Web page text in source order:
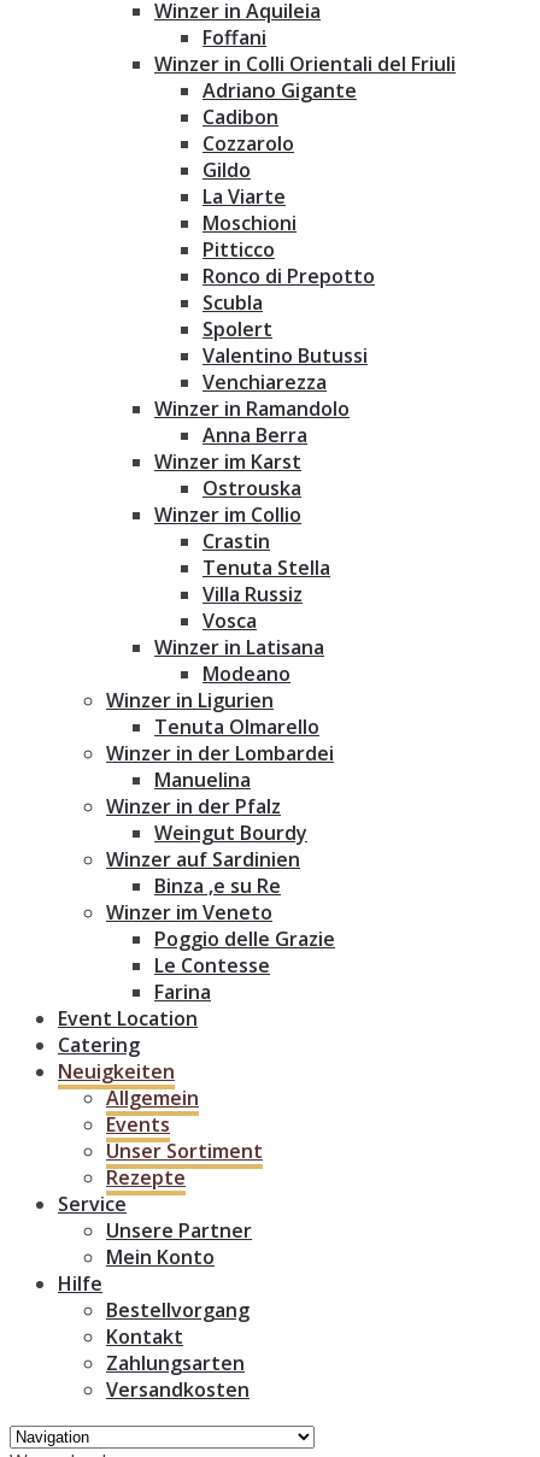
Winzer in Aquileia
Foffani
Winzer in Colli Orientali del Friuli
Adriano Gigante
Cadibon
Cozzarolo
Gildo
La Viarte
Moschioni
Pitticco
Ronco di Prepotto
Scubla
Spolert
Valentino Butussi
Venchiarezza
Winzer in Ramandolo
Anna Berra
Winzer im Karst
Ostrouska
Winzer im Collio
Crastin
Tenuta Stella
Villa Russiz
Vosca
Winzer in Latisana
Modeano
Winzer in Ligurien
Tenuta Olmarello
Winzer in der Lombardei
Manuelina
Winzer in der Pfalz
Weingut Bourdy
Winzer auf Sardinien
Binza ‚e su Re
Winzer im Veneto
Poggio delle Grazie
Le Contesse
Farina
Event Location
Catering
Neuigkeiten
Allgemein
Events
Unser Sortiment
Rezepte
Service
Unsere Partner
Mein Konto
Hilfe
Bestellvorgang
Kontakt
Zahlungsarten
Versandkosten